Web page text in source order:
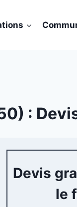
:
Devis
le